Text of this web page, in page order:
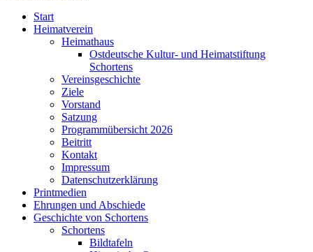
Start
Heimatverein
Heimathaus
Ostdeutsche Kultur- und Heimatstiftung
Schortens
Vereinsgeschichte
Ziele
Vorstand
Satzung
Programmübersicht 2026
Beitritt
Kontakt
Impressum
Datenschutzerklärung
Printmedien
Ehrungen und Abschiede
Geschichte von Schortens
Schortens
Bildtafeln